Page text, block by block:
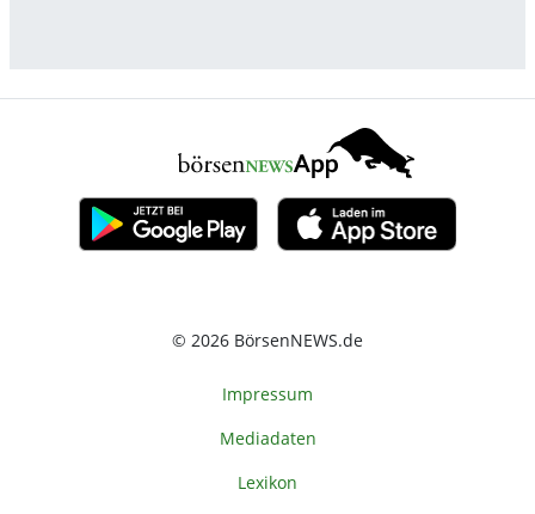
© 2026 BörsenNEWS.de
Impressum
Mediadaten
Lexikon